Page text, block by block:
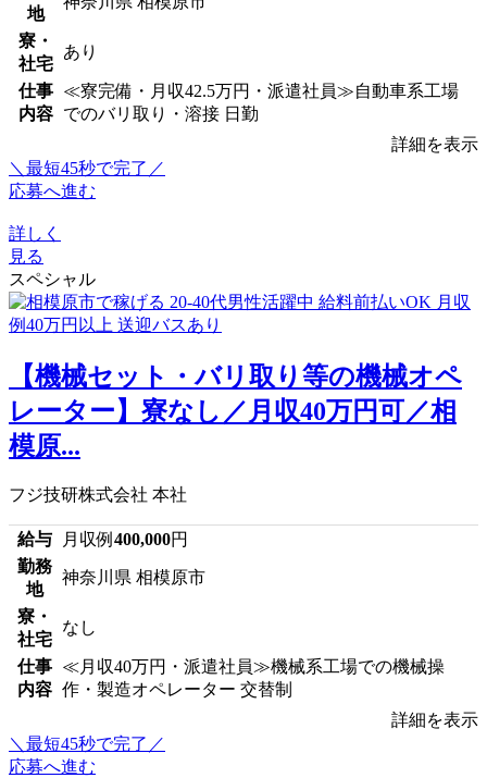
地
寮・
社宅
あり
仕事
内容
≪寮完備・月収42.5万円・派遣社員≫自動車系工場
でのバリ取り・溶接 日勤
詳細を表示
＼最短45秒で完了／
応募へ進む
詳しく
見る
スペシャル
【機械セット・バリ取り等の機械オペ
レーター】寮なし／月収40万円可／相
模原...
フジ技研株式会社 本社
給与 月収例 400,000円
勤務
地
神奈川県 相模原市
寮・
社宅
なし
仕事
内容
≪月収40万円・派遣社員≫機械系工場での機械操
作・製造オペレーター 交替制
詳細を表示
＼最短45秒で完了／
応募へ進む